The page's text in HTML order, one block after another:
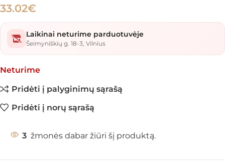
33.02€
Laikinai neturime parduotuvėje
Šeimyniškių g. 18-3, Vilnius
Neturime
Pridėti į palyginimų sąrašą
Pridėti į norų sąrašą
3 žmonės dabar žiūri šį produktą.